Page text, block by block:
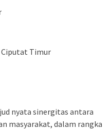
Ciputat Timur
nyata sinergitas antara
masyarakat, dalam rangka